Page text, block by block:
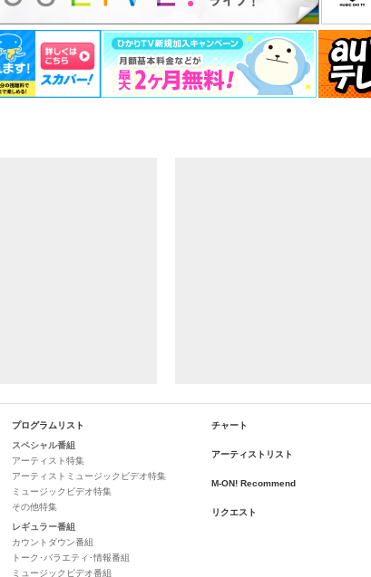
プログラムリスト
スペシャル番組
アーティスト特集
アーティストミュージックビデオ特集
ミュージックビデオ特集
その他特集
レギュラー番組
カウントダウン番組
トーク･バラエティ･情報番組
ミュージックビデオ番組
チャート
アーティストリスト
M-ON! Recommend
リクエスト